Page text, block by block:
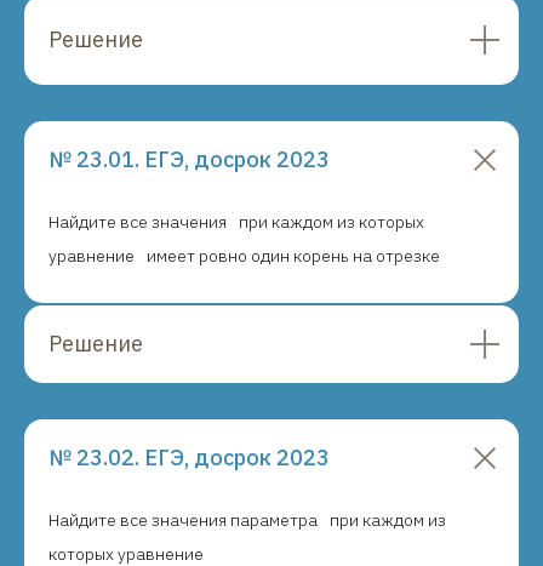
Решение
№ 23.01. ЕГЭ, досрок 2023
Найдите все значения
при каждом из которых
уравнение
имеет ровно один корень на отрезке
Решение
№ 23.02. ЕГЭ, досрок 2023
Найдите все значения параметра
при каждом из
которых уравнение